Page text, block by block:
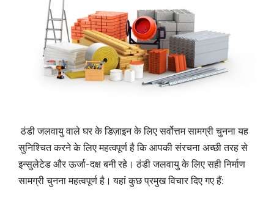
ठंडी जलवायु वाले घर के डिज़ाइन के लिए सर्वोत्तम सामग्री चुनना यह
सुनिश्चित करने के लिए महत्वपूर्ण है कि आपकी संरचना अच्छी तरह से
इन्सुलेटेड और ऊर्जा-दक्ष बनी रहे। ठंडी जलवायु के लिए सही निर्माण
सामग्री चुनना महत्वपूर्ण है। यहां कुछ प्रमुख विचार दिए गए हैं: